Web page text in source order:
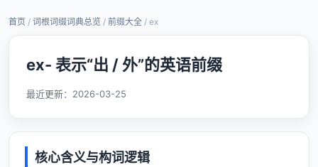
首页 / 词根词缀词典总览 / 前缀大全 / ex
ex- 表示“出 / 外”的英语前缀
最近更新： 2026-03-25
核心含义与构词逻辑